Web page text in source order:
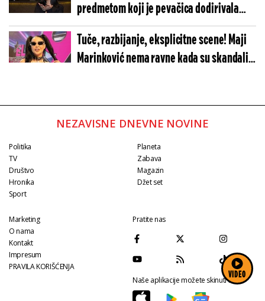
VIDEO
predmetom koji je pevačica dodirivala
usnama!
Tuče, razbijanje, eksplicitne scene! Maji
Marinković nema ravne kada su skandali u
NEZAVISNE DNEVNE NOVINE
Politika
TV
Društvo
Hronika
Sport
Planeta
Zabava
Magazin
Džet set
Marketing
O nama
Kontakt
Impresum
PRAVILA KORIŠĆENJA
Pratite nas
Naše aplikacije možete skinuti na: